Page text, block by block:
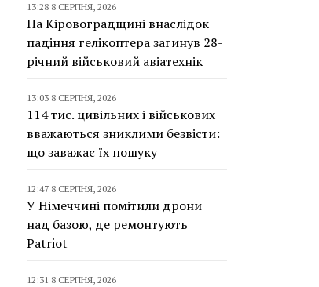
13:28 8 СЕРПНЯ, 2026
На Кіровоградщині внаслідок
падіння гелікоптера загинув 28-
річний військовий авіатехнік
13:03 8 СЕРПНЯ, 2026
114 тис. цивільних і військових
вважаються зниклими безвісти:
що заважає їх пошуку
12:47 8 СЕРПНЯ, 2026
У Німеччині помітили дрони
над базою, де ремонтують
Patriot
12:31 8 СЕРПНЯ, 2026